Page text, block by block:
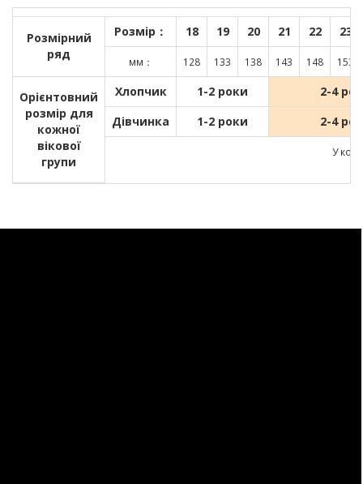
Розмірний
ряд
Розмір： 18 19 20 21 22 23
мм： 128 133 138 143 148 153
Орієнтовний
розмір для
кожної
вікової
групи
Хлопчик 1-2 роки
2-4
Дівчинка
1-2 роки 2-4
У